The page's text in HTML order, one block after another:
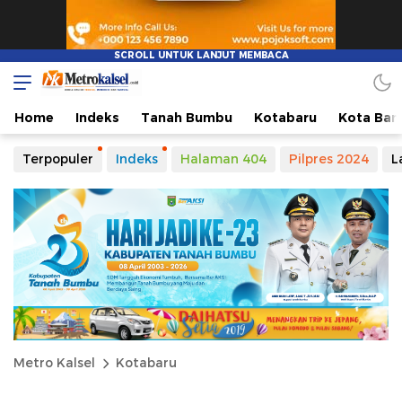
Home Indeks Tanah Bumbu Kotabaru Kota
Terpopuler Indeks Halaman 404 Pilpres 2024
Metro Kalsel Kotabaru